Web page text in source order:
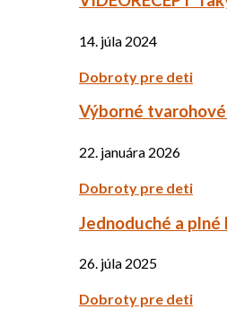
14. júla 2024
Dobroty pre deti
Výborné
22. januára 2026
Dobroty pre deti
Jednoduché a
26. júla 2025
Dobroty pre deti